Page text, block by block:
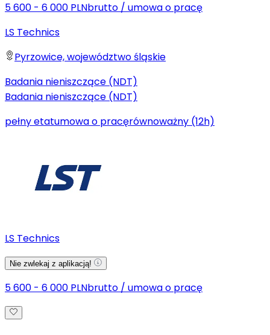
5 600 - 6 000 PLNbrutto / umowa o pracę
LS Technics
Pyrzowice, województwo śląskie
Badania nieniszczące (NDT)
Badania nieniszczące (NDT)
pełny etatumowa o pracęrównoważny (12h)
LS Technics
Nie zwlekaj z aplikacją!
5 600 - 6 000 PLNbrutto / umowa o pracę